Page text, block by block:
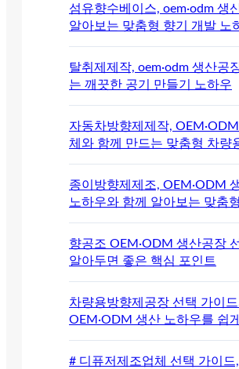
섬유향수베이스, oem·odm 생
알아보는 맞춤형 향기 개발 노
탈취제제작, oem·odm 생산공
는 깨끗한 공기 만들기 노하우
자동차방향제제작,
체와 함께 만드는 맞춤형 차량
종이방향제제조, OEM·ODM
노하우와 함께 알아보는 맞춤
향공조 OEM·ODM 생산공장
알아두면 좋은 핵심 포인트
차량용방향제공장 선택 가이
OEM·ODM 생산 노하우를 쉽
# 디퓨저제조업체 선택 가이드